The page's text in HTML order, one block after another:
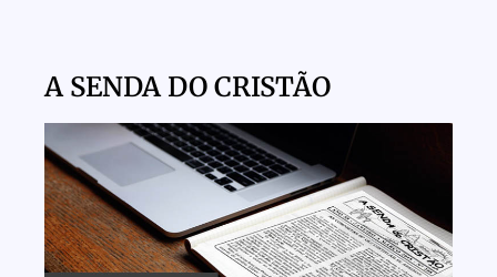
A SENDA DO CRISTÃO